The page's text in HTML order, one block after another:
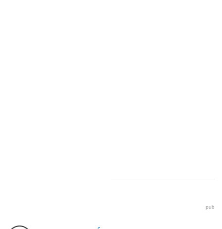
pub